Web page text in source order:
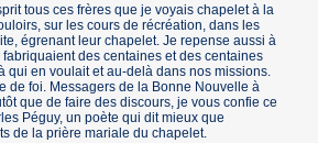
tous ces frères que je voyais chapelet à la
sur les cours de récréation, dans les
égrenant leur chapelet. Je repense aussi à
des centaines et des centaines
qui en voulait et au-delà dans nos missions.
de foi. Messagers de la Bonne Nouvelle à
que de faire des discours, je vous confie ce
Péguy, un poète qui dit mieux que
de la prière mariale du chapelet.